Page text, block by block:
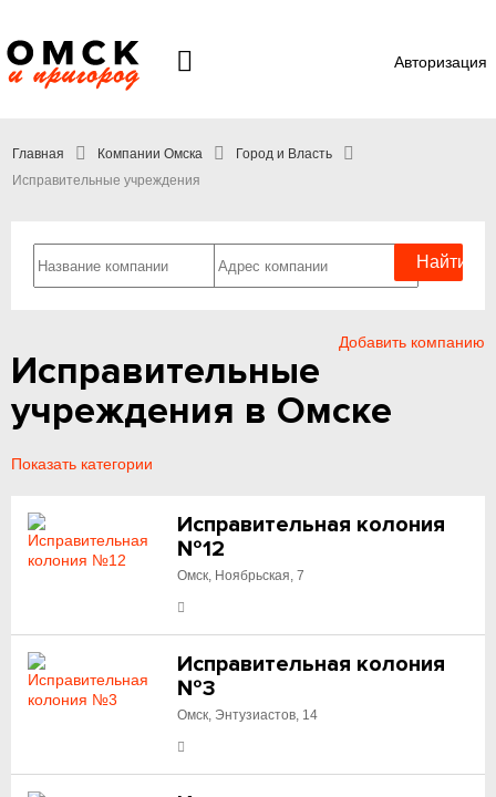
Авторизация
Главная Компании Омска
Город и Власть
Исправительные учреждения
Добавить компанию
Исправительные
учреждения в Омске
Показать категории
Исправительная колония
№12
Омск, Ноябрьская, 7
Исправительная колония
№3
Омск, Энтузиастов, 14